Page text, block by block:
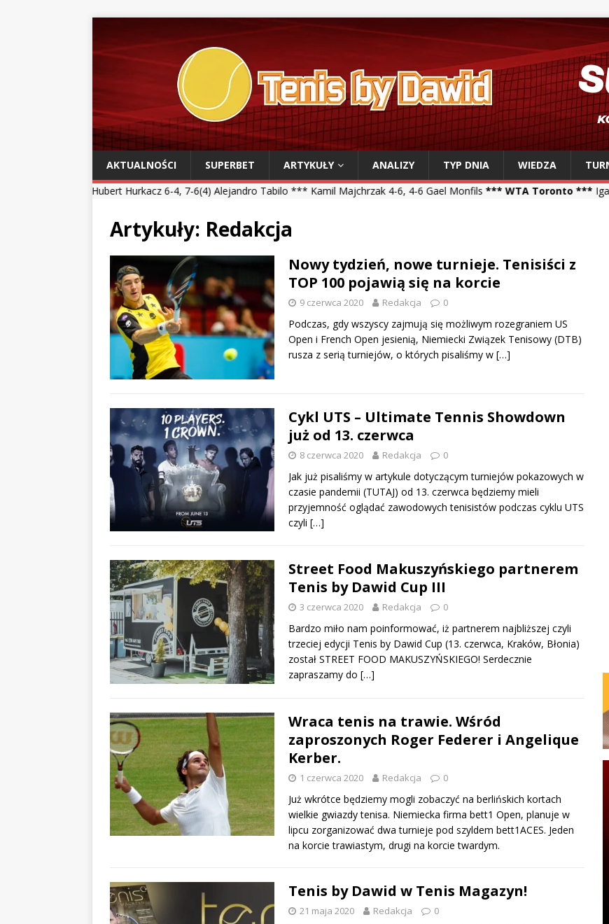
AKTUALNOŚCI SUPERBET ARTYKUŁY ANALIZY TYP DNIA WIEDZA
Hurkacz 6-4, 7-6(4) Alejandro Tabilo *** Kamil Majchrzak 4-6, 4-6 Gael Monfils*** WTA Toronto *** Iga Świątek 6-0, 6-3
Artykuły: Redakcja
Nowy tydzień, nowe turnieje. Tenisiści z
TOP 100 pojawią się na korcie
9 czerwca 2020 Redakcja 0
Podczas, gdy wszyscy zajmują się możliwym rozegraniem US
Open i French Open jesienią, Niemiecki Związek Tenisowy (DTB)
rusza z serią turniejów, o których pisaliśmy w […]
Cykl UTS – Ultimate Tennis Showdown
już od 13. czerwca
8 czerwca 2020 Redakcja 0
Jak już pisaliśmy w artykule dotyczącym turniejów pokazowych w
czasie pandemii (TUTAJ) od 13. czerwca będziemy mieli
przyjemność oglądać zawodowych tenisistów podczas cyklu UTS
czyli […]
Street Food Makuszyńskiego partnerem
Tenis by Dawid Cup III
3 czerwca 2020 Redakcja 0
Bardzo miło nam poinformować, iż partnerem najbliższej czyli
trzeciej edycji Tenis by Dawid Cup (13. czerwca, Kraków, Błonia)
został STREET FOOD MAKUSZYŃSKIEGO! Serdecznie
zapraszamy do […]
Wraca tenis na trawie. Wśród
zaproszonych Roger Federer i Angelique
Kerber.
1 czerwca 2020 Redakcja 0
Już wkrótce będziemy mogli zobaczyć na berlińskich kortach
wielkie gwiazdy tenisa. Niemiecka firma bett1 Open, planuje w
lipcu zorganizować dwa turnieje pod szyldem bett1ACES. Jeden
na korcie trawiastym, drugi na korcie twardym.
Tenis by Dawid w Tenis Magazyn!
21 maja 2020 Redakcja 0